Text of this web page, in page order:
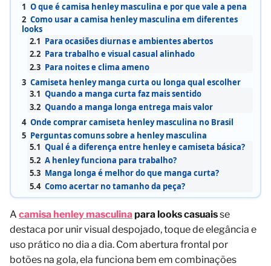
1 O que é camisa henley masculina e por que vale a pena
2 Como usar a camisa henley masculina em diferentes
looks
2.1 Para ocasiões diurnas e ambientes abertos
2.2 Para trabalho e visual casual alinhado
2.3 Para noites e clima ameno
3 Camiseta henley manga curta ou longa qual escolher
3.1 Quando a manga curta faz mais sentido
3.2 Quando a manga longa entrega mais valor
4 Onde comprar camiseta henley masculina no Brasil
5 Perguntas comuns sobre a henley masculina
5.1 Qual é a diferença entre henley e camiseta básica?
5.2 A henley funciona para trabalho?
5.3 Manga longa é melhor do que manga curta?
5.4 Como acertar no tamanho da peça?
A camisa henley masculina para looks casuaisse
destaca por unir visual despojado, toque de elegância e
uso prático no dia a dia. Com abertura frontal por
botões na gola, ela funciona bem em combinações